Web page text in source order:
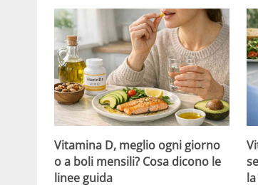
Vitamina D, meglio ogni giorno
o a boli mensili? Cosa dicono le
linee guida